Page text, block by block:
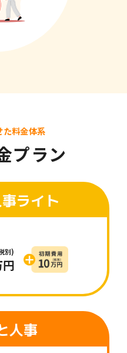
た料金体系
プラン
ライト
円
人事